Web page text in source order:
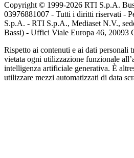
Copyright © 1999-2026 RTI S.p.A.
03976881007 - Tutti i diritti riservati -
S.p.A. - RTI S.p.A., Mediaset N.V.,
Bassi) - Uffici Viale Europa 46, 20093
Rispetto ai contenuti e ai dati personali
vietata ogni utilizzazione funzionale
intelligenza artificiale generativa. È
utilizzare mezzi automatizzati di data